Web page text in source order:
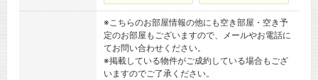
※こちらのお部屋情報の他にも空き部屋・空き予
定のお部屋もございますので、メールやお電話に
てお問い合わせください。
※掲載している物件がご成約している場合もござ
いますのでご了承ください。